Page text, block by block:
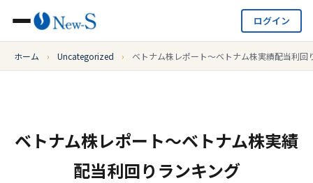
ログイン
ホーム › Uncategorized › ベトナム株レポート～ベトナム株実績配当利回
ベトナム株レポート～ベトナム株実績
配当利回りランキング